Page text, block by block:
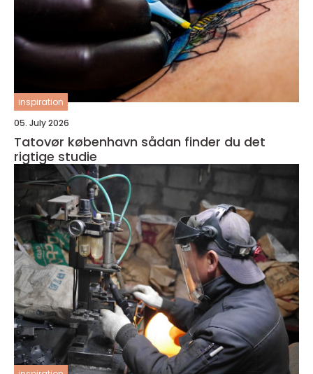
inspiration
05. July 2026
Tatovør københavn sådan finder du det
rigtige studie